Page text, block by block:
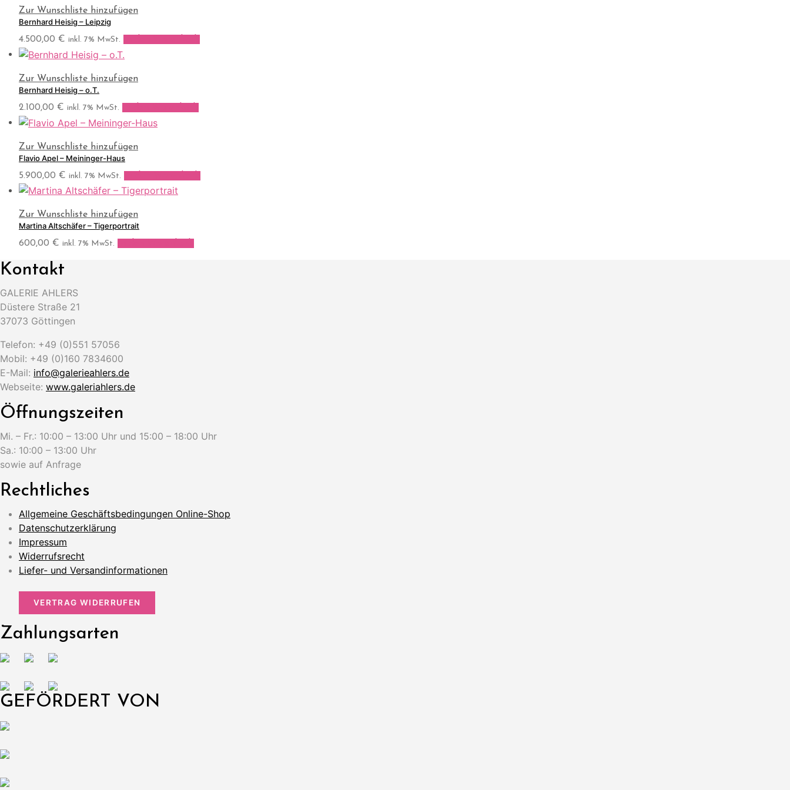
Zur Wunschliste hinzufügen
Bernhard Heisig – Leipzig
4.500,00 € inkl. 7% MwSt.
Zur Wunschliste hinzufügen
Bernhard Heisig – o.T.
2.100,00 € inkl. 7% MwSt.
Zur Wunschliste hinzufügen
Flavio Apel – Meininger-Haus
5.900,00 € inkl. 7% MwSt.
Zur Wunschliste hinzufügen
Martina Altschäfer – Tigerportrait
600,00 € inkl. 7% MwSt.
Kontakt
GALERIE AHLERS
Düstere Straße 21
37073 Göttingen
Telefon: +49 (0)551 57056
Mobil: +49 (0)160 7834600
E-Mail: info@galerieahlers.de
Webseite: www.galeriahlers.de
Öffnungszeiten
Mi. – Fr.: 10:00 – 13:00 Uhr und 15:00 – 18:00 Uhr
Sa.: 10:00 – 13:00 Uhr
sowie auf Anfrage
Rechtliches
Allgemeine Geschäftsbedingungen Online-Shop
Datenschutzerklärung
Impressum
Widerrufsrecht
Liefer- und Versandinformationen
VERTRAG WIDERRUFEN
Zahlungsarten
GEFÖRDERT VON